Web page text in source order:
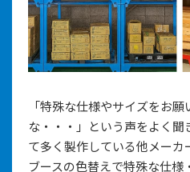
「特殊な仕様やサイズをお
な・・・」という声をよく
て多く製作している他メー
ブースの色替えで特殊な仕様